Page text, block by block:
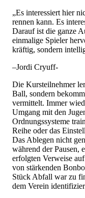
„Es interessiert hier
rennen kann. Es
Darauf ist die ganze
einmalige Spieler
kräftig, sondern
–Jordi Cryuff-
Die Kursteilnehmer
Ball, sondern
vermittelt. Immer
Umgang mit den
Ordnungssysteme
Reihe oder das
Das Ablegen nicht
während der Pausen,
erfolgten Verweise
von stärkenden
Stück Abfall war zu
dem Verein